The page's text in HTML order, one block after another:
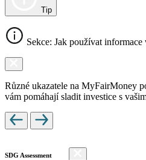
Tip
Sekce: Jak používat informace
Různé ukazatele na MyFairMoney
vám pomáhají sladit investice s
SDG Assessment